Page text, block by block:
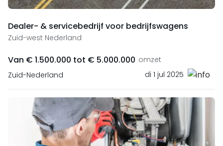
Dealer- & servicebedrijf voor bedrijfswagens
Zuid-west Nederland
Van € 1.500.000 tot € 5.000.000 omzet
Zuid-Nederland
di 1 jul 2025